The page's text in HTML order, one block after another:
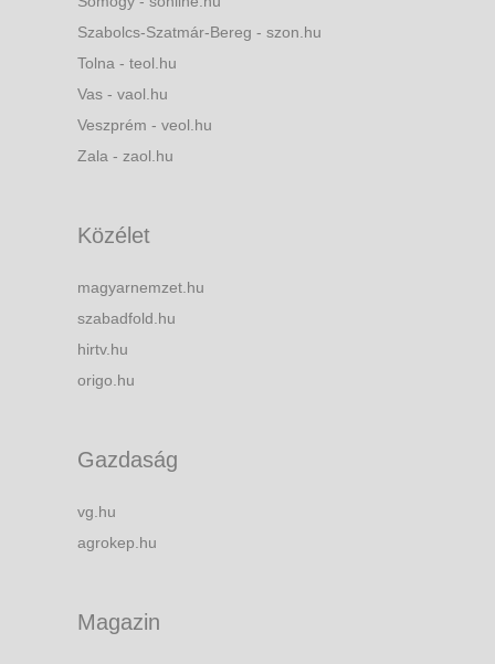
Szabolcs-Szatmár-Bereg - szon.hu
Tolna - teol.hu
Vas - vaol.hu
Veszprém - veol.hu
Zala - zaol.hu
Közélet
magyarnemzet.hu
szabadfold.hu
hirtv.hu
origo.hu
Gazdaság
vg.hu
agrokep.hu
Magazin